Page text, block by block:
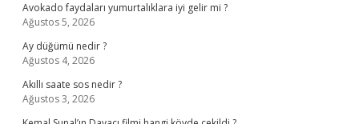
Avokado faydaları yumurtalıklara iyi gelir mi ?
Ağustos 5, 2026
Ay düğümü nedir ?
Ağustos 4, 2026
Akıllı saate sos nedir ?
Ağustos 3, 2026